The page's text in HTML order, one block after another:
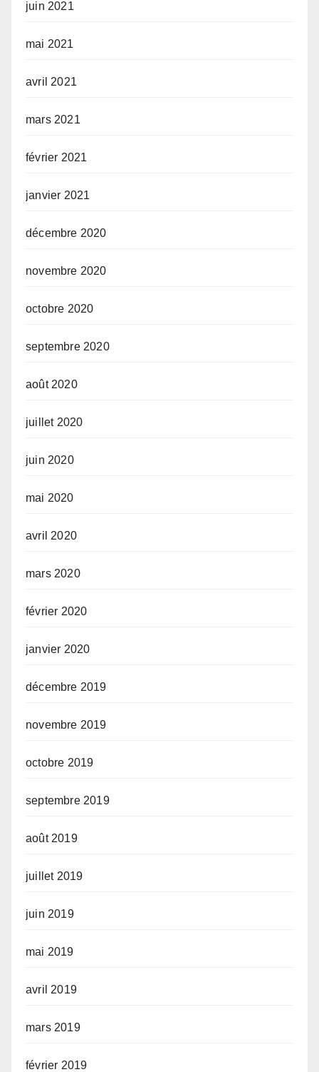
juin 2021
mai 2021
avril 2021
mars 2021
février 2021
janvier 2021
décembre 2020
novembre 2020
octobre 2020
septembre 2020
août 2020
juillet 2020
juin 2020
mai 2020
avril 2020
mars 2020
février 2020
janvier 2020
décembre 2019
novembre 2019
octobre 2019
septembre 2019
août 2019
juillet 2019
juin 2019
mai 2019
avril 2019
mars 2019
février 2019